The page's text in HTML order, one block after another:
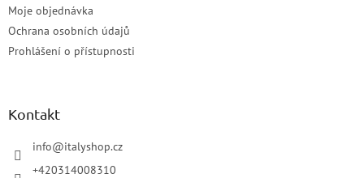
Moje objednávka
Ochrana osobních údajů
Prohlášení o přístupnosti
Kontakt
info@italyshop.cz
+420314008310